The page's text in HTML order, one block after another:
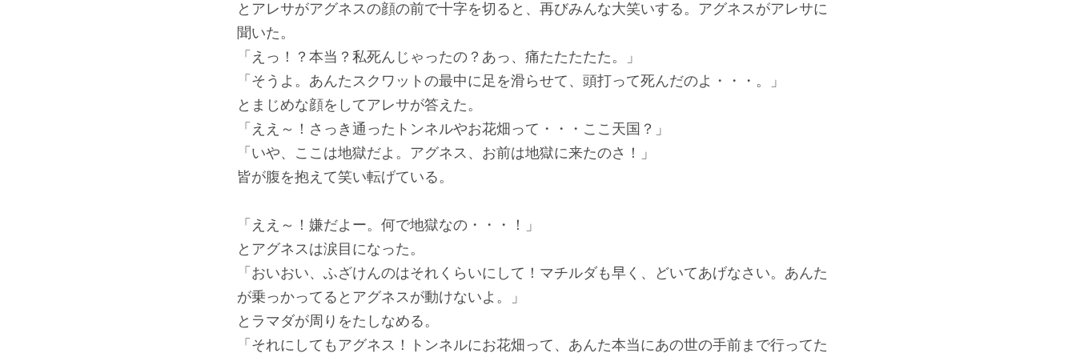
とアレサがアグネスの顔の前で十字を切ると、再びみんな大笑いする。アグネスがアレサに
聞いた。
「えっ！？本当？私死んじゃったの？あっ、痛たたたたた。」
「そうよ。あんたスクワットの最中に足を滑らせて、頭打って死んだのよ・・・。」
とまじめな顔をしてアレサが答えた。
「ええ～！さっき通ったトンネルやお花畑って・・・ここ天国？」
「いや、ここは地獄だよ。アグネス、お前は地獄に来たのさ！」
皆が腹を抱えて笑い転げている。
「ええ～！嫌だよー。何で地獄なの・・・！」
とアグネスは涙目になった。
「おいおい、ふざけんのはそれくらいにして！マチルダも早く、どいてあげなさい。あんた
が乗っかってるとアグネスが動けないよ。」
とラマダが周りをたしなめる。
「それにしてもアグネス！トンネルにお花畑って、あんた本当にあの世の手前まで行ってた